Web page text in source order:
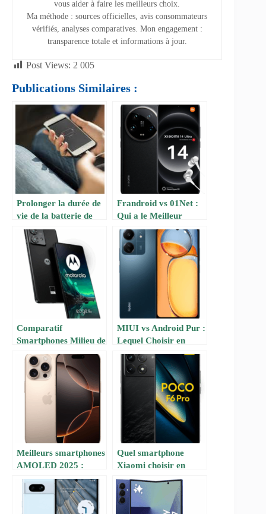
vous aider à faire les meilleurs choix.
Ma méthode : sources officielles, avis consommateurs
vérifiés, analyses comparatives. Mon engagement :
transparence totale et informations à jour.
Post Views: 2 005
Publications Similaires :
Prolonger la durée de
vie de la batterie de
votre smartphone :
conseils pratiques
Frandroid vs 01Net :
Qui a le Meilleur
Classement
Smartphone 2025 ?
Notre Vérification
Comparatif
Smartphones Milieu de
Gamme 2025 : Lequel
Choisir Sans Se Ruiner
MIUI vs Android Pur :
Lequel Choisir en
2025 ?
Meilleurs smartphones
AMOLED 2025 :
notre sélection
premium
Quel smartphone
Xiaomi choisir en
2025 ? Le guide ultime
pour acheter malin